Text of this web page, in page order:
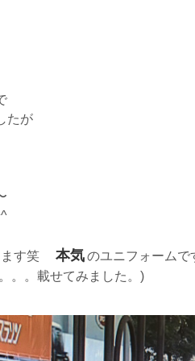
たが
ます笑 本気 のユニフォーム
。。載せてみました。)